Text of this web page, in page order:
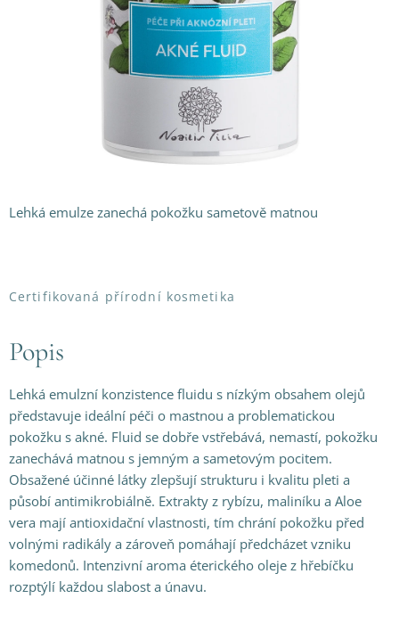
Lehká emulze zanechá pokožku sametově matnou
Certifikovaná přírodní kosmetika
Popis
Lehká emulzní konzistence fluidu s nízkým obsahem olejů
představuje ideální péči o mastnou a problematickou
pokožku s akné. Fluid se dobře vstřebává, nemastí, pokožku
zanechává matnou s jemným a sametovým pocitem.
Obsažené účinné látky zlepšují strukturu i kvalitu pleti a
působí antimikrobiálně. Extrakty z rybízu, maliníku a Aloe
vera mají antioxidační vlastnosti, tím chrání pokožku před
volnými radikály a zároveň pomáhají předcházet vzniku
komedonů. Intenzivní aroma éterického oleje z hřebíčku
rozptýlí každou slabost a únavu.